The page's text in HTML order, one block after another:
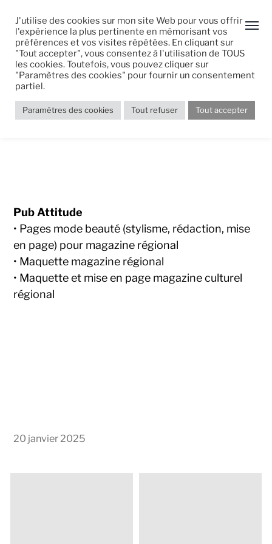
Pub Attitude
DansEdition,Portfolio
Pub Attitude
• Pages mode beauté (stylisme, rédaction, mise
en page) pour magazine régional
• Maquette magazine régional
• Maquette et mise en page magazine culturel
régional
20 janvier 2025
J'utilise des cookies sur mon site Web pour vous offrir
l'expérience la plus pertinente en mémorisant vos
préférences et vos visites répétées. En cliquant sur
"Tout accepter", vous consentez à l'utilisation de TOUS
les cookies. Toutefois, vous pouvez cliquer sur
"Paramètres des cookies" pour fournir un consentement
partiel.
Paramètres des cookies Tout refuser Tout accepter